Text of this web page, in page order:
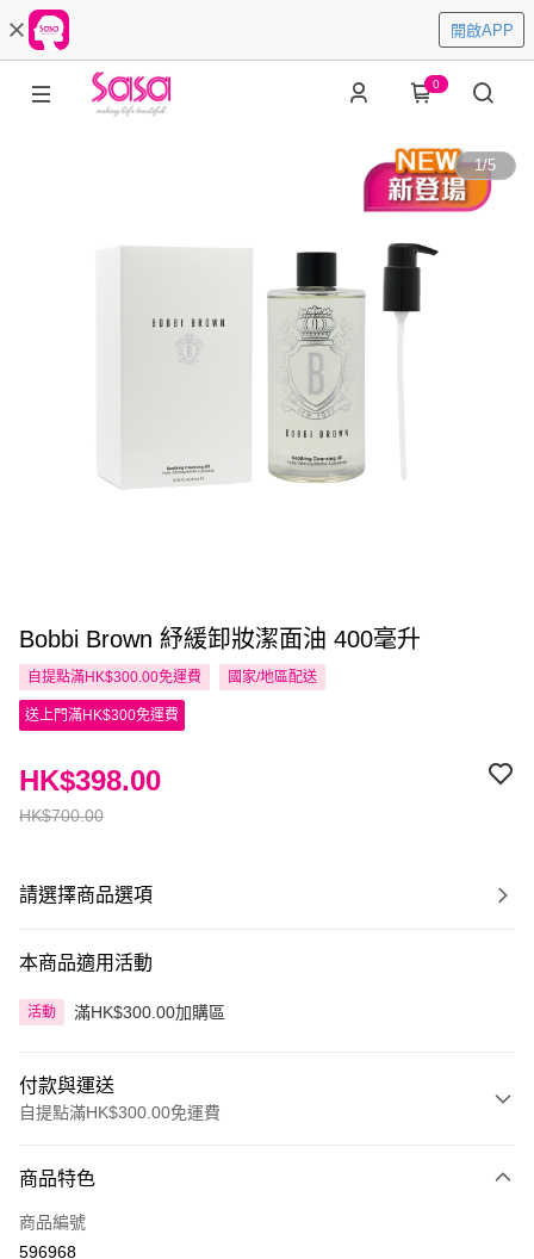
開啟APP
0
1/5
Bobbi Brown 紓緩卸妝潔面油 400毫升
自提點滿HK$300.00免運費 國家/地區配送
送上門滿HK$300免運費
HK$700.00
HK$398.00
請選擇商品選項
本商品適用活動
活動 滿HK$300.00加購區
付款與運送
自提點滿HK$300.00免運費
信用卡
Apple Pay
商品特色
商品編號
596968